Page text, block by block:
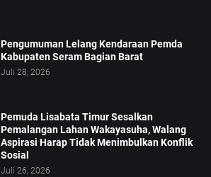
Pengumuman Lelang Kendaraan Pemda
Kabupaten Seram Bagian Barat
Juli 28, 2026
Pemuda Lisabata Timur Sesalkan
Pemalangan Lahan Wakayasuha, Walang
Aspirasi Harap Tidak Menimbulkan Konflik
Sosial
Juli 26, 2026